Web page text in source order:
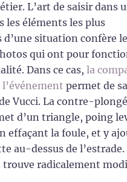
L’art de saisir dans
les éléments les plus
d’une situation confère
qui ont pour
Dans ce cas, la
l’événement permet de
Vucci. La contre-
d’un triangle, poing
effaçant la foule, et y
au-dessus de
trouve radicalement